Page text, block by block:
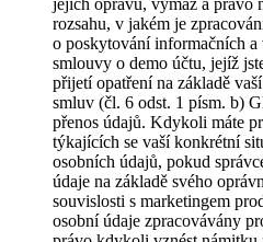
jejich opravu, výmaz a právo
rozsahu, v jakém je
o poskytování informačních a
smlouvy o demo účtu, jejíž
přijetí opatření na základě
smluv (čl. 6 odst. 1 písm. b)
přenos údajů. Kdykoli máte
týkajících se vaší konkrétní
osobních údajů, pokud
údaje na základě svého
souvislosti s marketingem
osobní údaje zpracovávány